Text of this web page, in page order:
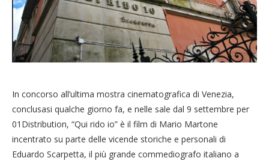
In concorso all’ultima mostra cinematografica di Venezia,
conclusasi qualche giorno fa, e nelle sale dal 9 settembre per
01Distribution, “Qui rido io” è il film di Mario Martone
incentrato su parte delle vicende storiche e personali di
Eduardo Scarpetta, il più grande commediografo italiano a